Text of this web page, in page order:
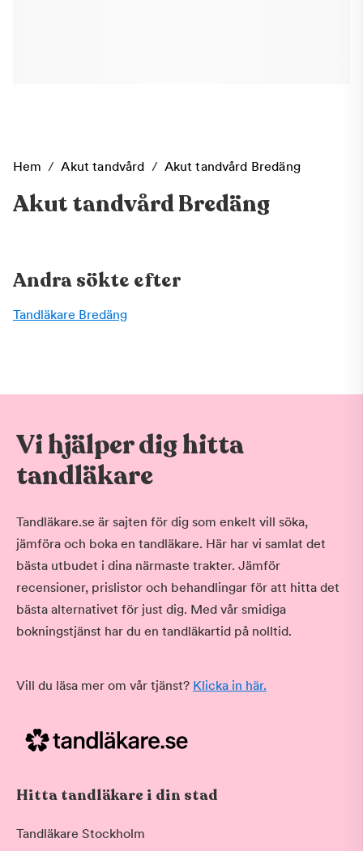
Hem / Akut tandvård / Akut tandvård Bredäng
Akut tandvård Bredäng
Andra sökte efter
Tandläkare Bredäng
Vi hjälper dig hitta
tandläkare
Tandläkare.se är sajten för dig som enkelt vill söka,
jämföra och boka en tandläkare. Här har vi samlat det
bästa utbudet i dina närmaste trakter. Jämför
recensioner, prislistor och behandlingar för att hitta det
bästa alternativet för just dig. Med vår smidiga
bokningstjänst har du en tandläkartid på nolltid.
Vill du läsa mer om vår tjänst? Klicka in här.
Hitta tandläkare i din stad
Tandläkare Stockholm